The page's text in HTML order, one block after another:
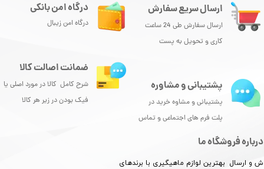
ارسال سریع سفارش
ارسال سفارش طی 24 ساعت
کاری و تحویل به پست
درباره فروشگاه ما
و ارسال بهترین لوازم ماهیگیری با برندهای
درگاه امن بانکی
درگاه امن زیبال
پشتیبانی و مشاوره
پشتیبانی و مشاوه خرید در
پلت فرم های اجتماعی و تماس
ضمانت اصالت کالا
شرح کامل کالا در مورد اصلی یا
فیک بودن در زیر هر کالا